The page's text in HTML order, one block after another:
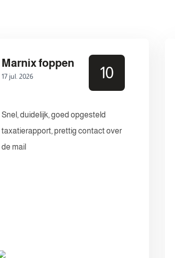
Marnix foppen
17 jul. 2026 10
Snel, duidelijk, goed opgesteld
taxatierapport, prettig contact over
de mail